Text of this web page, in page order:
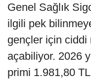
Genel Sağlık
ilgili pek
gençler için ciddi
açabiliyor. 2026
primi 1.981,80